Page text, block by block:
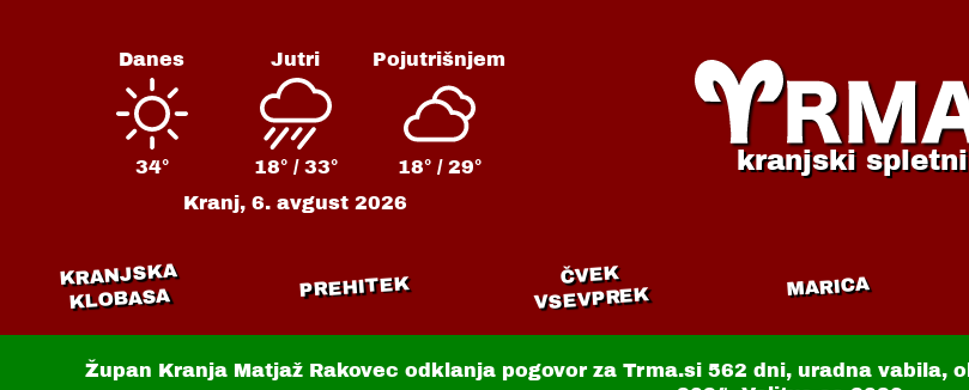
Danes
34°
Jutri
18° / 33°
Pojutrišnjem
18° / 29°
Kranj,6. avgust 2026
kranjski
KRANJSKA
KLOBASA PREHITEK ČVEK
VSEVPREK MARICA
Župan Kranja Matjaž Rakovec odklanja pogovor za Trma.si 562 dni, uradna vabila,